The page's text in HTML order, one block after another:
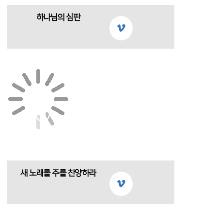
하나님의 심판
새 노래롤 주를 찬양하라